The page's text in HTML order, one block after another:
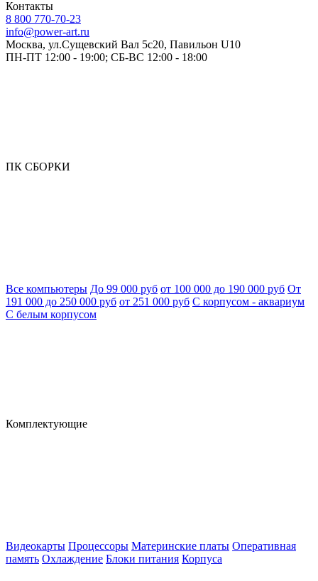
Контакты
8 800 770-70-23
info@power-art.ru
Москва, ул.Сущевский Вал 5с20, Павильон U10
ПН-ПТ 12:00 - 19:00; СБ-ВС 12:00 - 18:00
ПК СБОРКИ
Все компьютеры До 99 000 руб от 100 000 до 190 000 руб От
191 000 до 250 000 руб от 251 000 руб С корпусом - аквариум
С белым корпусом
Комплектующие
Видеокарты Процессоры Материнские платы Оперативная
память Охлаждение Блоки питания Корпуса